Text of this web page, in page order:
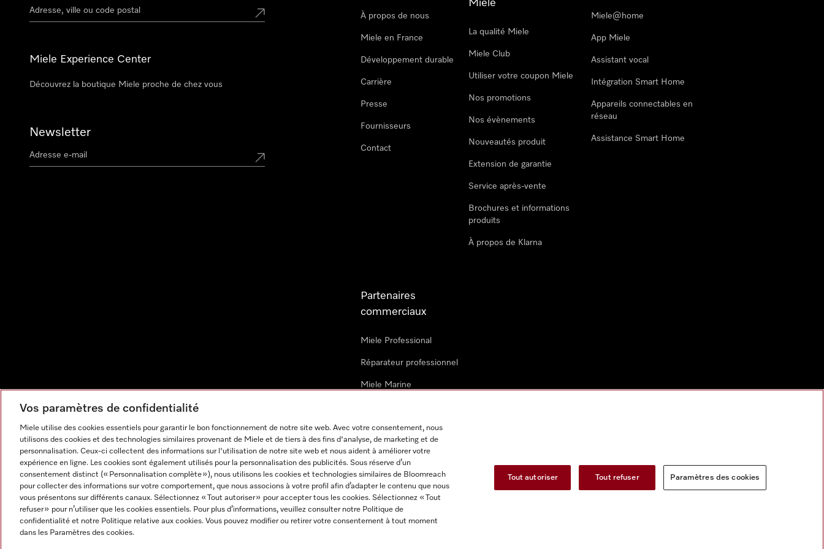
Miele Experience Center
Découvrez la boutique Miele proche de chez vous
Newsletter
À propos de nous
Miele en France
Développement durable
Carrière
Presse
Fournisseurs
Contact
Miele
La qualité Miele
Miele Club
Utiliser votre coupon Miele
Nos promotions
Nos évènements
Nouveautés produit
Extension de garantie
Service après-vente
Brochures et informations
produits
À propos de Klarna
Miele@home
App Miele
Assistant vocal
Intégration Smart Home
Appareils connectables en
réseau
Assistance Smart Home
Partenaires
commerciaux
Miele Professional
Réparateur professionnel
Miele Marine
Revendeurs
Mentions légales CGV Protection des données Conditions d'utilisation Déclaration d'accessibilité
Paramètres des cookies
Vos paramètres de confidentialité
Miele utilise des cookies essentiels pour garantir le bon fonctionnement de notre site web. Avec votre consentement, nous
utilisons des cookies et des technologies similaires provenant de Miele et de tiers à des fins d'analyse, de marketing et de
personnalisation. Ceux-ci collectent des informations sur l'utilisation de notre site web et nous aident à améliorer votre
expérience en ligne. Les cookies sont également utilisés pour la personnalisation des publicités. Sous réserve d’un
consentement distinct (« Personnalisation complète »), nous utilisons les cookies et technologies similaires de Bloomreach
pour collecter des informations sur votre comportement, que nous associons à votre profil afin d’adapter le contenu que nous
vous présentons sur différents canaux. Sélectionnez « Tout autoriser » pour accepter tous les cookies. Sélectionnez « Tout
refuser » pour n’utiliser que les cookies essentiels. Pour plus d’informations, veuillez consulter notre Politique de
confidentialité et notre Politique relative aux cookies. Vous pouvez modifier ou retirer votre consentement à tout moment
dans les Paramètres des cookies.
Tout autoriser Tout refuser Paramètres des cookies